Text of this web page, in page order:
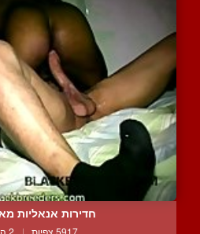
חדירות אנאליות
5917 צפיות | 2 המלצות